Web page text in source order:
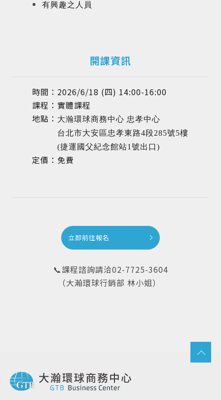
有興趣之人員
開課資訊
時間：2026/6/18 (四) 14:00-16:00
課程：實體課程
地點： 大瀚環球商務中心 忠孝中心
台北市大安區忠孝東路4段285號5樓
(捷運國父紀念館站1號出口)
定價：免費
立即前往報名
📞課程諮詢請洽02-7725-3604
（大瀚環球行銷部 林小姐）